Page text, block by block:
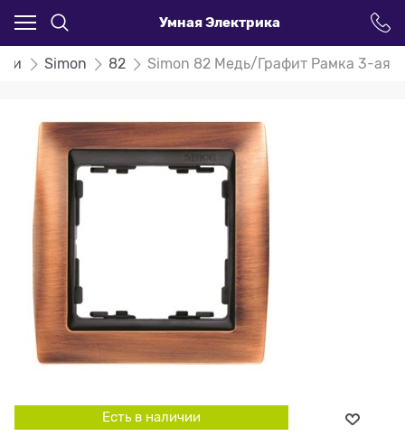
Умная Электрика
Simon 82 Simon 82 Медь/Графит Рамка 3-ая
Есть в наличии